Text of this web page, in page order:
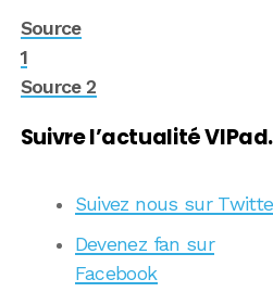
Source
1
Source 2
Suivre l’actualité
Suivez nous sur
Devenez fan sur
Facebook